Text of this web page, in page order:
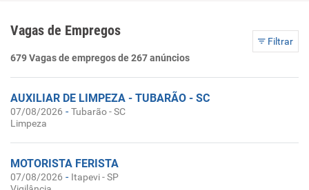
Vagas de Empregos
Filtrar
679 Vagas de empregos de 267 anúncios
AUXILIAR DE LIMPEZA - TUBARÃO - SC
07/08/2026 -Tubarão - SC
Limpeza
MOTORISTA FERISTA
07/08/2026 - Itapevi - SP